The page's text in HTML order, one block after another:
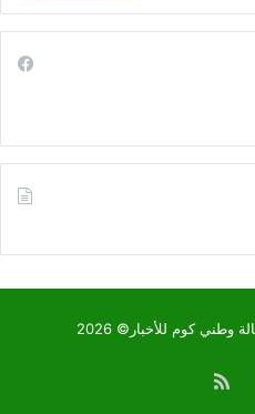
كوم للأخبار© 2026
ملخص